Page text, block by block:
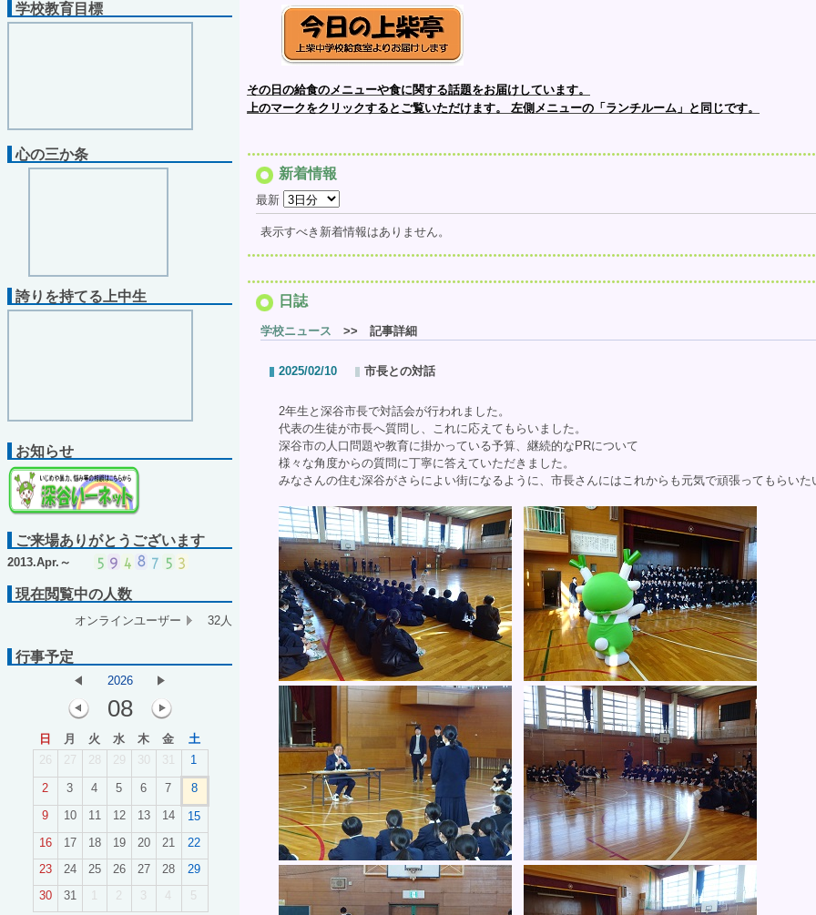
学校教育目標
心の三か条
誇りを持てる上中生
お知らせ
ご来場ありがとうございます
2013.Apr.～
現在閲覧中の人数
オンラインユーザー 32人
行事予定
2026
08
日 月 火 水 木 金
土
26
27 28 29 30 31 1
2 3 4 5 6 7
8
9
10 11 12 13 14
15
16
17 18 19 20 21
22
23
24 25 26 27 28
29
30
31 1 2 3 5
その日の給食のメニューや食に関する話題をお届けしています。
上のマークをクリックするとご覧いただけます。
左側メニューの「ランチルーム」と同じです。
新着情報
最新
表示すべき新着情報はありません。
日誌
学校ニュース >> 記事詳細
2025/02/10 市長との対話
2年生と深谷市長で対話会が行われました。
代表の生徒が市長へ質問し、これに応えてもらいました。
深谷市の人口問題や教育に掛かっている予算、継続的なPRについて
様々な角度からの質問に丁寧に答えていただきました。
みなさんの住む深谷がさらによい街になるように、市長さんにはこれからも元気で頑張ってもらいた